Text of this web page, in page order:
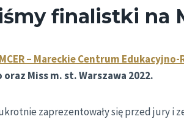
finalistki na
MCER – Mareckie Centrum
Miss m. st. Warszawa 2022.
zaprezentowały się przed jury i